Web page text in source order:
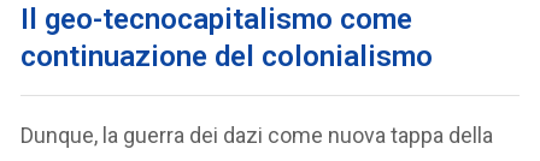
Il geo-tecnocapitalismo come
continuazione del colonialismo
Dunque, la guerra dei dazi come nuova tappa della